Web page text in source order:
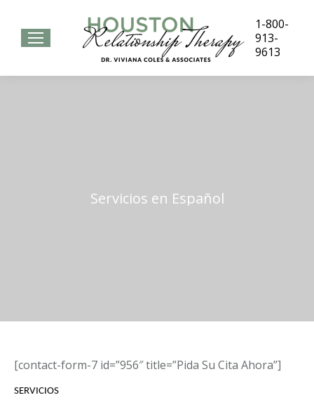
1-800-
913-
9613
Servicios en Español
[contact-form-7 id=”956″ title=”Pida Su Cita Ahora”]
SERVICIOS